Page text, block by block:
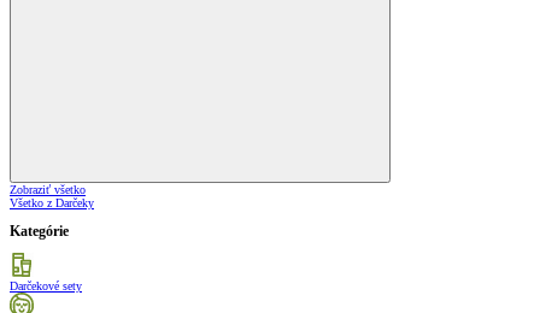
Zobraziť všetko
Všetko z Darčeky
Kategórie
Darčekové sety